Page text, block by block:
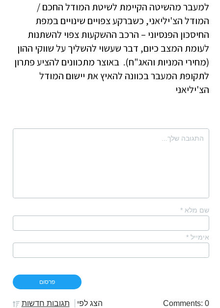
למעבר מהשיטה הקיימת לשיטת המודל החכם /
המודל הצ'יליאני, כשברקע צפויים שינויים במפת
החיסכון הפנסיוני – הרכב ההשקעות צפוי להשתנות
לעומת המצב כיום, דבר שעשוי להשליך על שווקי ההון
(מחירי המניות והאג"ח). באוצר מתכוונים להציע פתרון
לתקופת המעבר בכוונה להאיץ את יישום המודל
הצ'יליאני
שם מלא *
אימייל *
Comments: 0 הצג לפי תגובות חדשות